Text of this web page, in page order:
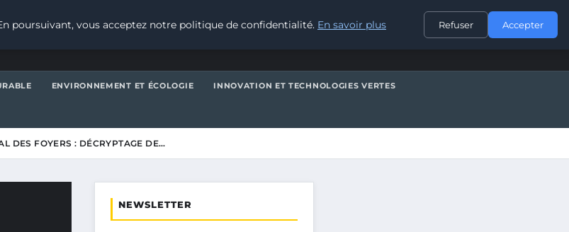
CONTACT
ENVIRONNEMENT ET ÉCOLOGIE INNOVATION ET TECHNOLOGIES VERTES
DES FOYERS : DÉCRYPTAGE DE…
NEWSLETTER
poursuivant, vous acceptez notre politique de confidentialité. En savoir plus Refuser Accepter